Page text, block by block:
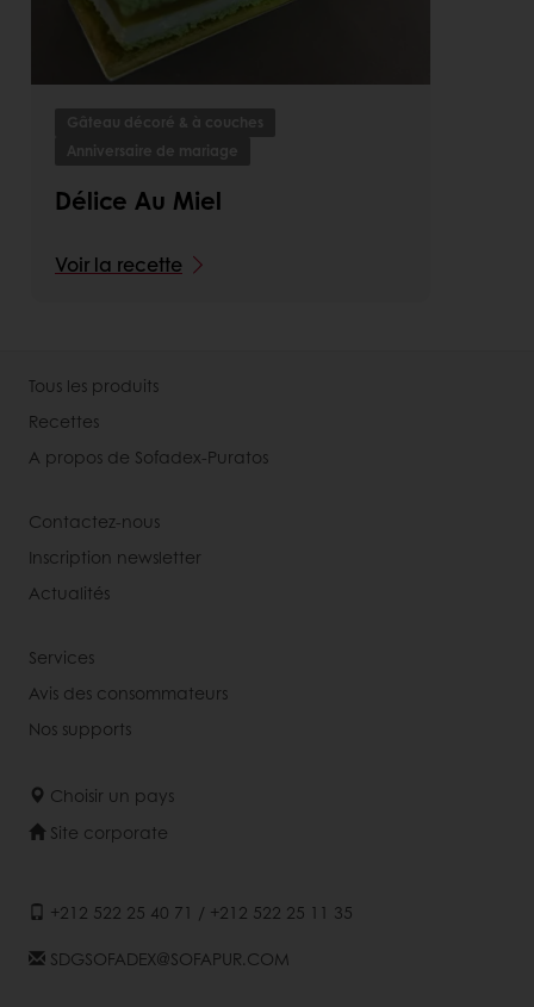
Gâteau décoré & à couches
Anniversaire de mariage
Délice Au Miel
Voir la recette
Tous les produits
Recettes
A propos de Sofadex-Puratos
Contactez-nous
Inscription newsletter
Actualités
Services
Avis des consommateurs
Nos supports
Choisir un pays
Site corporate
+212 522 25 40 71 / +212 522 25 11 35
SDGSOFADEX@SOFAPUR.COM